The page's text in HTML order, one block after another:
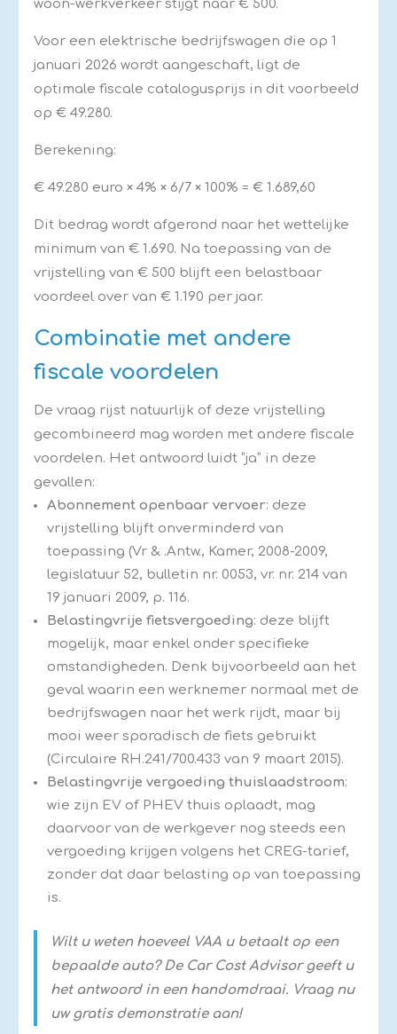
woon-werkverkeer stijgt naar € 500.
Voor een elektrische bedrijfswagen die op 1
januari 2026 wordt aangeschaft, ligt de
optimale fiscale catalogusprijs in dit voorbeeld
op € 49.280.
Berekening:
€ 49.280 euro × 4% × 6/7 × 100% = € 1.689,60
Dit bedrag wordt afgerond naar het wettelijke
minimum van € 1.690. Na toepassing van de
vrijstelling van € 500 blijft een belastbaar
voordeel over van € 1.190 per jaar.
Combinatie met andere
fiscale voordelen
De vraag rijst natuurlijk of deze vrijstelling
gecombineerd mag worden met andere fiscale
voordelen. Het antwoord luidt “ja” in deze
gevallen:
Abonnement openbaar vervoer: deze
vrijstelling blijft onverminderd van
toepassing (Vr & .Antw., Kamer, 2008-2009,
legislatuur 52, bulletin nr. 0053, vr. nr. 214 van
19 januari 2009, p. 116.
Belastingvrije fietsvergoeding: deze blijft
mogelijk, maar enkel onder specifieke
omstandigheden. Denk bijvoorbeeld aan het
geval waarin een werknemer normaal met de
bedrijfswagen naar het werk rijdt, maar bij
mooi weer sporadisch de fiets gebruikt
(Circulaire RH.241/700.433 van 9 maart 2015).
Belastingvrije vergoeding thuislaadstroom:
wie zijn EV of PHEV thuis oplaadt, mag
daarvoor van de werkgever nog steeds een
vergoeding krijgen volgens het CREG-tarief,
zonder dat daar belasting op van toepassing
is.
Wilt u weten hoeveel VAA u betaalt op een
bepaalde auto? De Car Cost Advisor geeft u
het antwoord in een handomdraai. Vraag nu
uw gratis demonstratie aan!